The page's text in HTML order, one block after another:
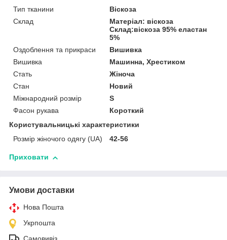
Тип тканини
Віскоза
Склад
Матеріал: віскоза
Склад:віскоза 95% еластан
5%
Оздоблення та прикраси
Вишивка
Вишивка
Машинна, Хрестиком
Стать
Жіноча
Стан
Новий
Міжнародний розмір
S
Фасон рукава
Короткий
Користувальницькі характеристики
Розмір жіночого одягу (UA)
42-56
Приховати
Умови доставки
Нова Пошта
Укрпошта